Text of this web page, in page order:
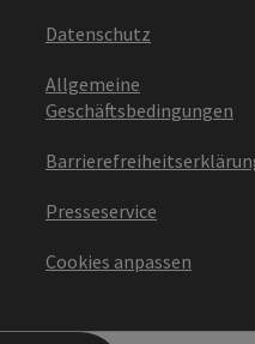
Datenschutz
Allgemeine
Geschäftsbedingungen
Presseservice
Cookies anpassen